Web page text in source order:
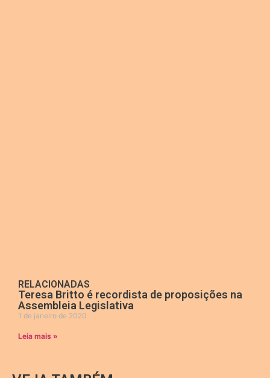
RELACIONADAS
Teresa Britto é recordista de proposições na
Assembleia Legislativa
1 de janeiro de 2020
Leia mais »